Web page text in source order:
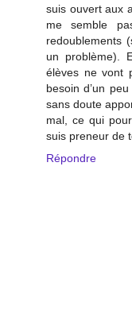
suis ouvert aux
me semble
redoublements
un problème).
élèves ne vont
besoin d’un
sans doute
mal, ce qui
suis preneur de
Répondre